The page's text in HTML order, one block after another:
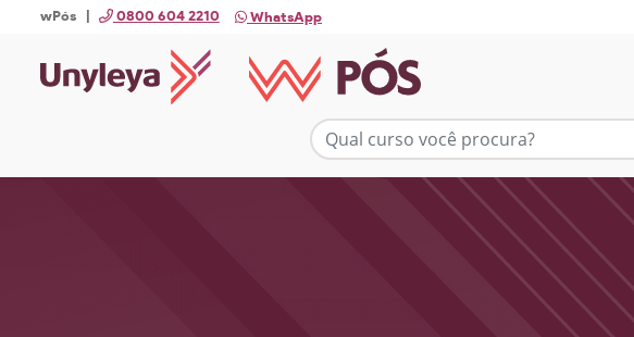
wPós | 0800 604 2210 WhatsApp